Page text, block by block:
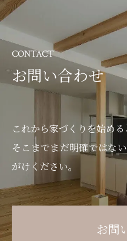
CONTACT
お問い合わせ
これから家づくりを始める
そこまでまだ明確ではな
がけください。
お問